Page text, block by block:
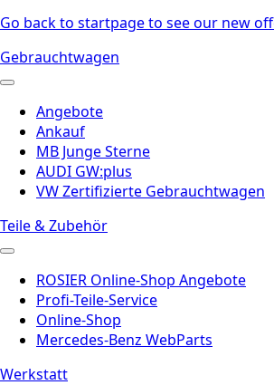
Go back to startpage to see our new
Gebrauchtwagen
Angebote
Ankauf
MB Junge Sterne
AUDI GW:plus
VW Zertifizierte Gebrauchtwagen
Teile & Zubehör
ROSIER Online-Shop Angebote
Profi-Teile-Service
Online-Shop
Mercedes-Benz WebParts
Werkstatt